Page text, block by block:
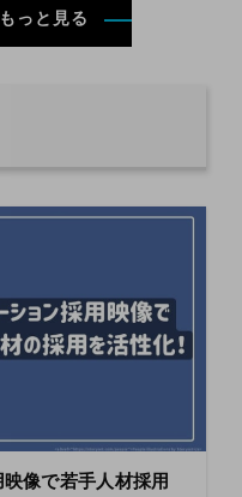
っと見る
像で若手人材採用